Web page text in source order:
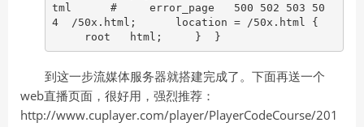
tml # error_page 500 502 503 50
4 /50x.html; location = /50x.html {
root html; } }
到这一步流媒体服务器就搭建完成了。下面再送一个
web直播页面，很好用，强烈推荐：
http://www.cuplayer.com/player/PlayerCodeCourse/201